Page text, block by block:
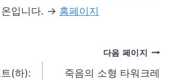
온입니다. → 홈페이지
(하):
다음 페이지
죽음의 소형 타워크레